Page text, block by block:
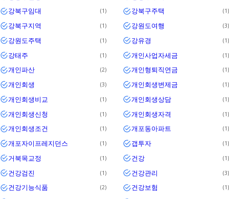
강북구임대 1 강북구주택 1
강북구지역 1 강원도여행 3
강원도주택 1 강유경 1
강태주 1 개인사업자세금 1
개인파산 2 개인형퇴직연금 1
개인회생 3 개인회생변제금 1
개인회생비교 1 개인회생상담 1
개인회생신청 1 개인회생자격 1
개인회생조건 1 개포동아파트 1
개포자이프레지던스 1 갭투자 1
거북목교정 1 건강 1
건강검진 1 건강관리 3
건강기능식품 2 건강보험 1